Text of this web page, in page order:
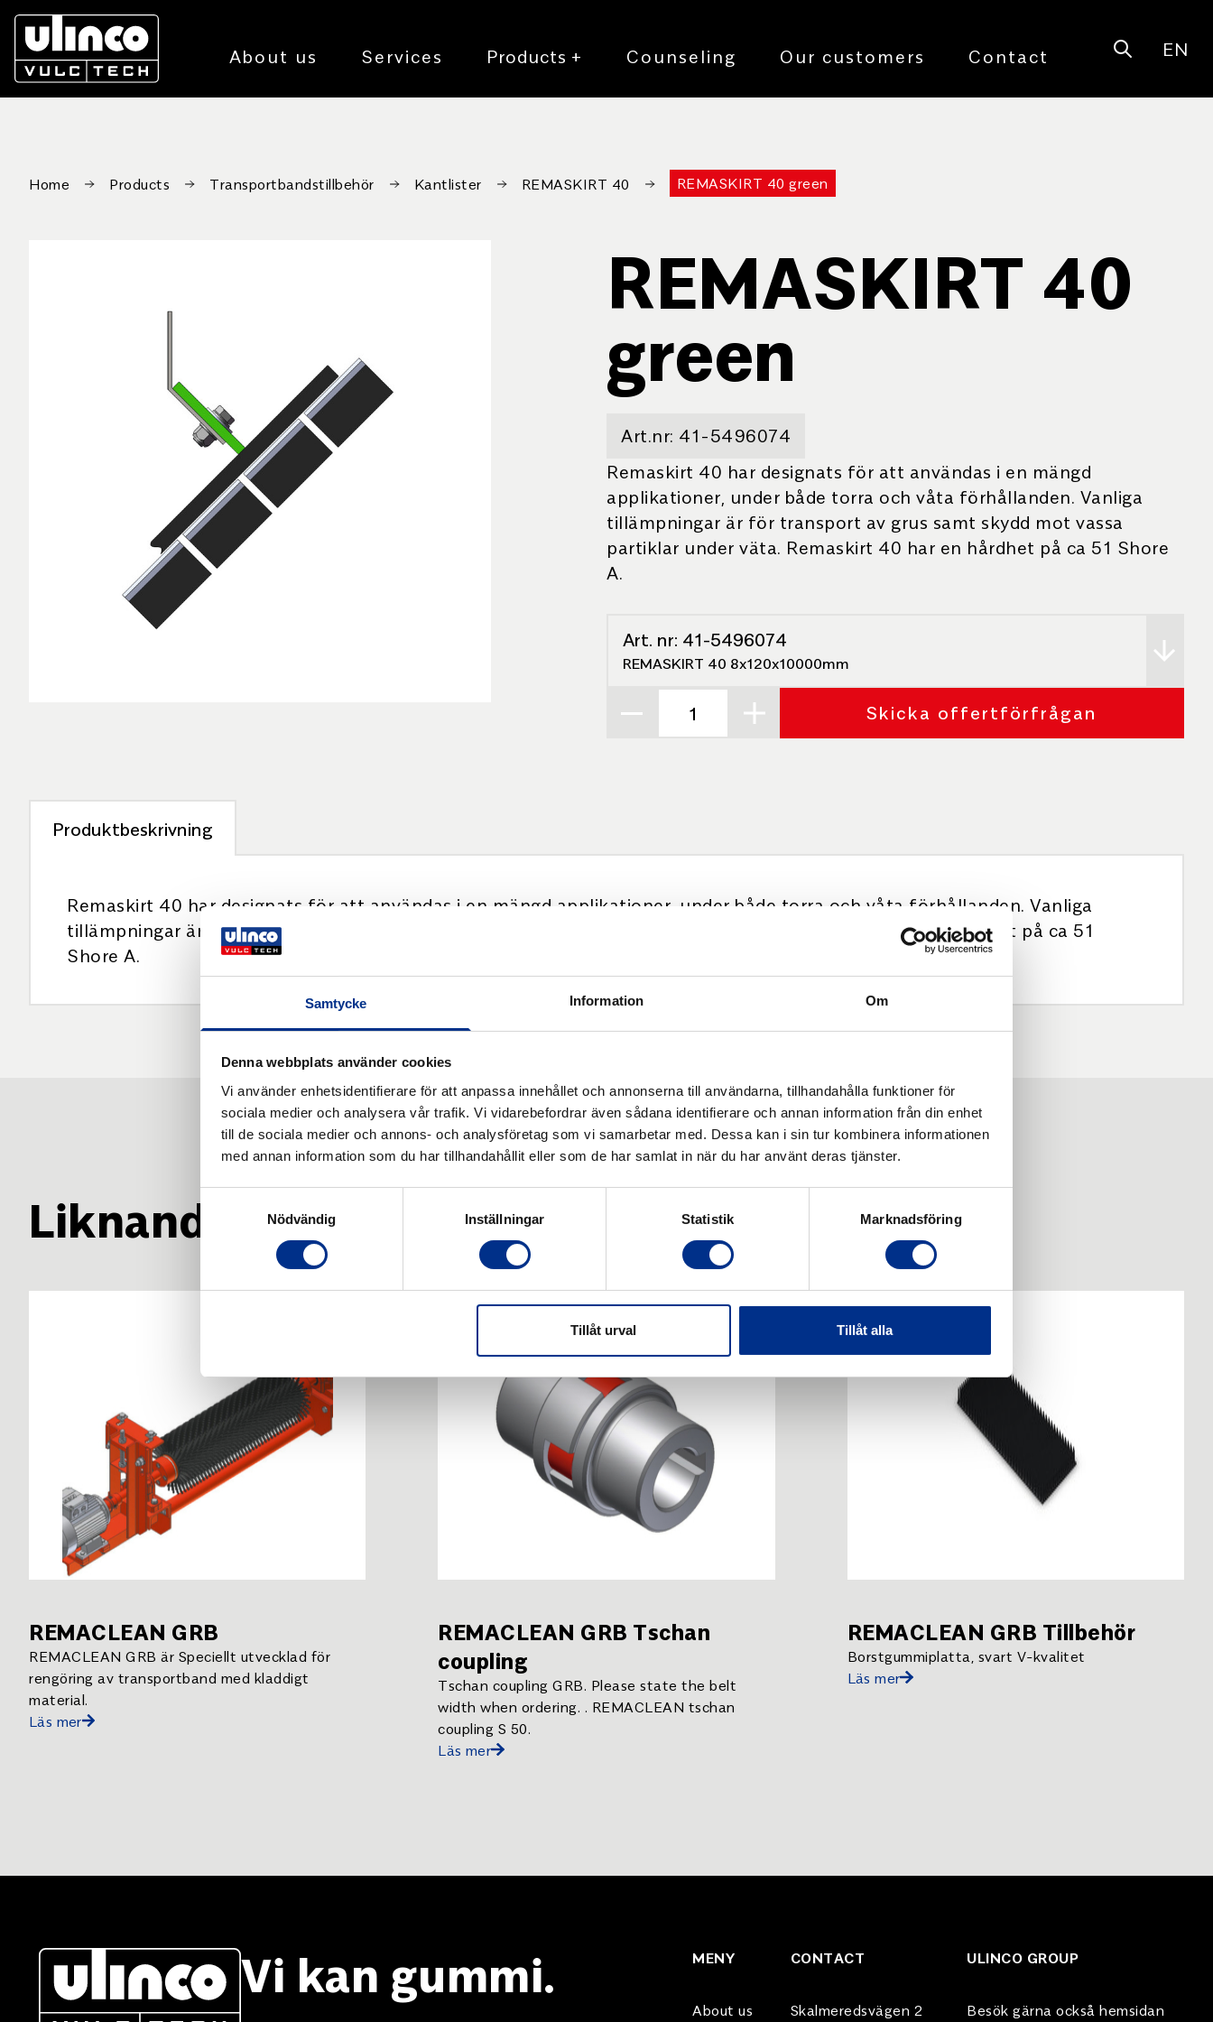
Samtycke Information Om
Denna webbplats använder cookies
Vi använder enhetsidentifierare för att anpassa innehållet och annonserna till användarna, tillhandahålla funktioner för
sociala medier och analysera vår trafik. Vi vidarebefordrar även sådana identifierare och annan information från din enhet
till de sociala medier och annons- och analysföretag som vi samarbetar med. Dessa kan i sin tur kombinera informationen
med annan information som du har tillhandahållit eller som de har samlat in när du har använt deras tjänster.
Nödvändig
Inställningar Statistik Marknadsföring
Tillåt urval Tillåt alla
About us Services Products + Counseling Our customers Contact OpenEN
Home Products Transportbandstillbehör Kantlister REMASKIRT 40 REMASKIRT 40 green
REMASKIRT 40
green
Art.nr: 41-5496074
Remaskirt 40 har designats för att användas i en mängd
applikationer, under både torra och våta förhållanden. Vanliga
tillämpningar är för transport av grus samt skydd mot vassa
partiklar under väta. Remaskirt 40 har en hårdhet på ca 51 Shore
A.
Art. nr: 41-5496074
REMASKIRT 40 8x120x10000mm
Skicka offertförfrågan
Produktbeskrivning
Remaskirt 40 har designats för att användas i en mängd applikationer, under både torra och våta förhållanden. Vanliga
tillämpningar är för transport av grus samt skydd mot vassa partiklar under väta. Remaskirt 40 har en hårdhet på ca 51
Shore A.
Liknande produkter
REMACLEAN GRB
REMACLEAN GRB är Speciellt utvecklad för
rengöring av transportband med kladdigt
material.
Läs mer
REMACLEAN GRB Tschan
coupling
Tschan coupling GRB. Please state the belt
width when ordering. . REMACLEAN tschan
coupling S 50.
Läs mer
REMACLEAN GRB Tillbehör
Borstgummiplatta, svart V-kvalitet
Läs mer
Vi kan gummi. MENY
About us
CONTACT
Skalmeredsvägen 2
ULINCO GROUP
Besök gärna också hemsidan